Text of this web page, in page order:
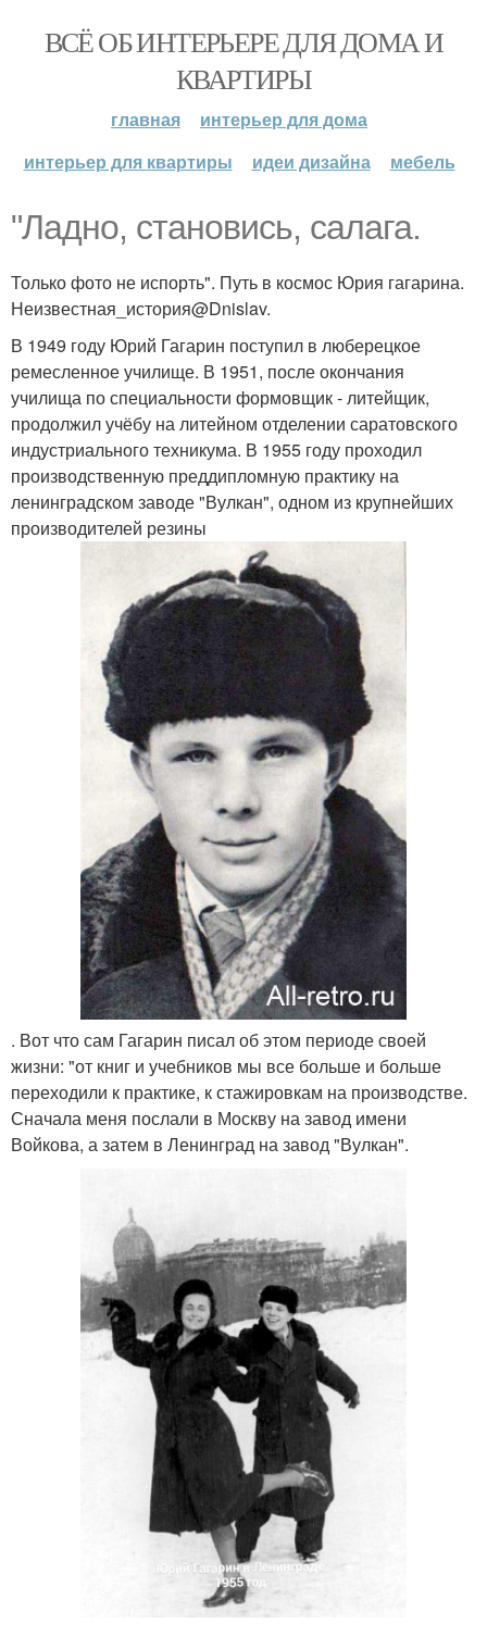
ВСЁ ОБ ИНТЕРЬЕРЕ ДЛЯ ДОМА И
КВАРТИРЫ
главная
интерьер для дома
интерьер для квартиры
идеи дизайна мебель
"Ладно, становись, салага.
Только фото не испорть". Путь в космос Юрия гагарина.
Неизвестная_история@Dnislav.
В 1949 году Юрий Гагарин поступил в люберецкое
ремесленное училище. В 1951, после окончания
училища по специальности формовщик - литейщик,
продолжил учёбу на литейном отделении саратовского
индустриального техникума. В 1955 году проходил
производственную преддипломную практику на
ленинградском заводе "Вулкан", одном из крупнейших
производителей резины
. Вот что сам Гагарин писал об этом периоде своей
жизни: "от книг и учебников мы все больше и больше
переходили к практике, к стажировкам на производстве.
Сначала меня послали в Москву на завод имени
Войкова, а затем в Ленинград на завод "Вулкан".